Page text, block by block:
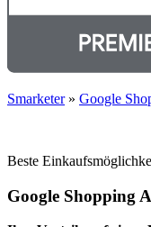
Smarketer» Google
Beste
Google Shopping